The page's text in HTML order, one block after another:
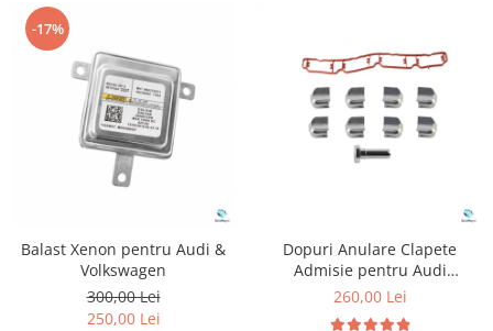
-17%
Balast Xenon pentru Audi &
Volkswagen
300,00 Lei
250,00 Lei
Dopuri Anulare Clapete
Admisie pentru Audi
Volkswagen Skoda Seat
260,00 Lei